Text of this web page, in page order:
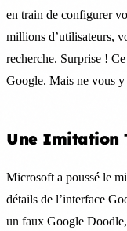
en train de configurer
millions d’utilisateurs,
recherche. Surprise !
Google. Mais ne vous
Une Imitation
Microsoft a poussé le
détails de l’interface
un faux Google Doodle,